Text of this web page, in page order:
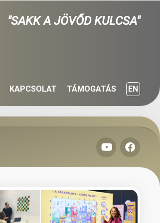
"SAKK A JÖVŐD KULCSA"
KAPCSOLAT TÁMOGATÁS EN